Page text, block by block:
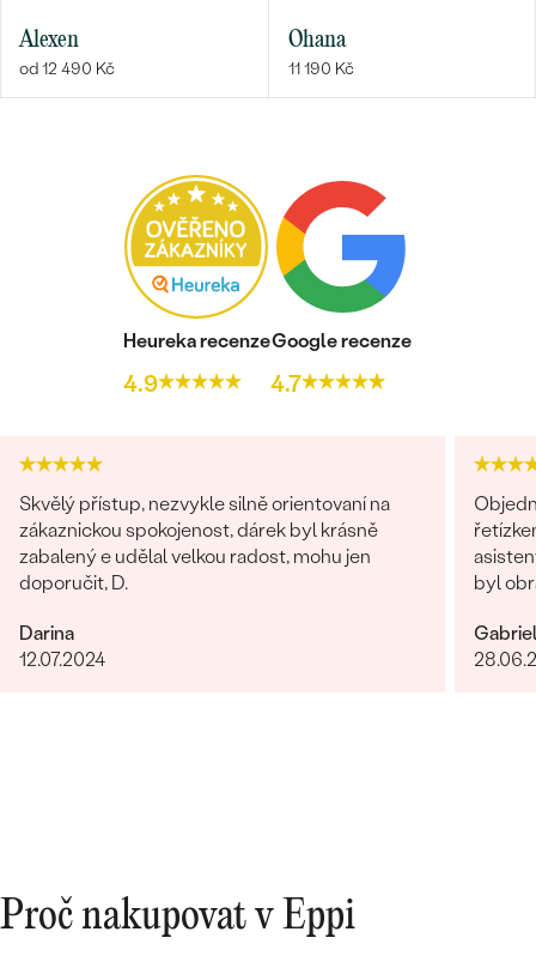
Alexen
od 12 490 Kč
Ohana
11 190 Kč
Heureka recenze
4.9
Google recenze
4.7
Skvělý přístup, nezvykle silně orientovaní na
zákaznickou spokojenost, dárek byl krásně
zabalený e udělal velkou radost, mohu jen
doporučit, D.
Darina
12.07.2024
byl
je
Proč nakupovat v Eppi